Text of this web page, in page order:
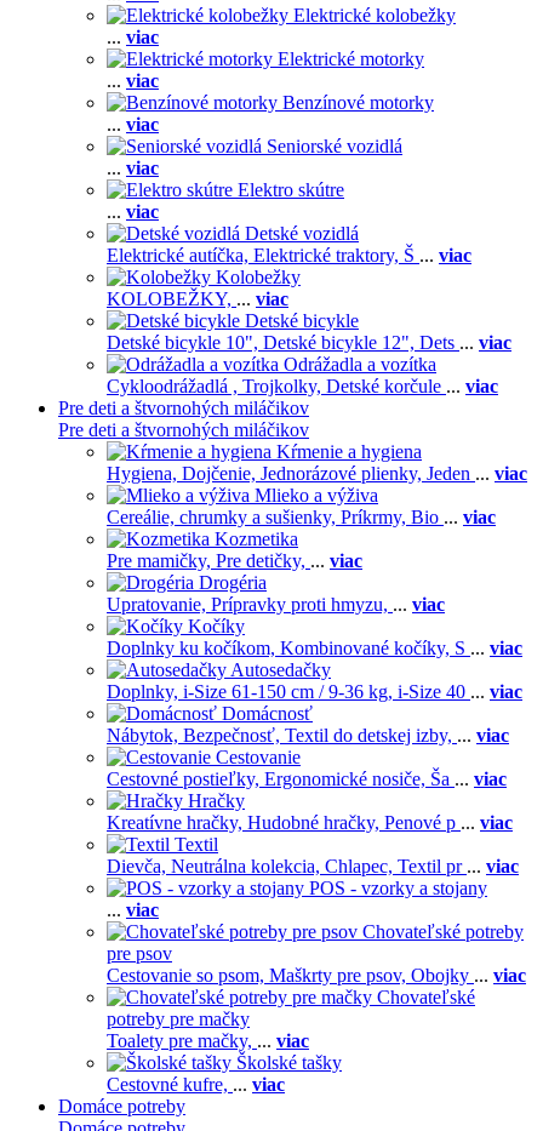
Elektrické kolobežky
... viac
Elektrické motorky
... viac
Benzínové motorky
... viac
Seniorské vozidlá
... viac
Elektro skútre
... viac
Detské vozidlá
Elektrické autíčka, Elektrické traktory, Š ... viac
Kolobežky
KOLOBEŽKY, ... viac
Detské bicykle
Detské bicykle 10", Detské bicykle 12", Dets ... viac
Odrážadla a vozítka
Cykloodrážadlá , Trojkolky, Detské korčule ... viac
Pre deti a štvornohých miláčikov
Pre deti a štvornohých miláčikov
Kŕmenie a hygiena
Hygiena, Dojčenie, Jednorázové plienky, Jeden ... viac
Mlieko a výživa
Cereálie, chrumky a sušienky, Príkrmy, Bio ... viac
Kozmetika
Pre mamičky, Pre detičky, ... viac
Drogéria
Upratovanie, Prípravky proti hmyzu, ... viac
Kočíky
Doplnky ku kočíkom, Kombinované kočíky, S ... viac
Autosedačky
Doplnky, i-Size 61-150 cm / 9-36 kg, i-Size 40 ... viac
Domácnosť
Nábytok, Bezpečnosť, Textil do detskej izby, ... viac
Cestovanie
Cestovné postieľky, Ergonomické nosiče, Ša ... viac
Hračky
Kreatívne hračky, Hudobné hračky, Penové p ... viac
Textil
Dievča, Neutrálna kolekcia, Chlapec, Textil pr ... viac
POS - vzorky a stojany
... viac
Chovateľské potreby
pre psov
Cestovanie so psom, Maškrty pre psov, Obojky ... viac
Chovateľské
potreby pre mačky
Toalety pre mačky, ... viac
Školské tašky
Cestovné kufre, ... viac
Domáce potreby